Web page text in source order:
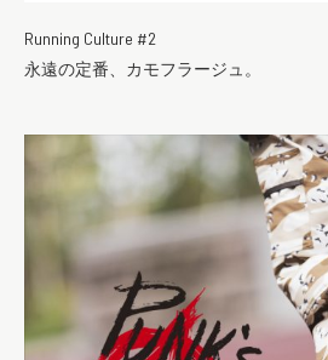
Running Culture #2
永遠の定番、カモフラージュ。